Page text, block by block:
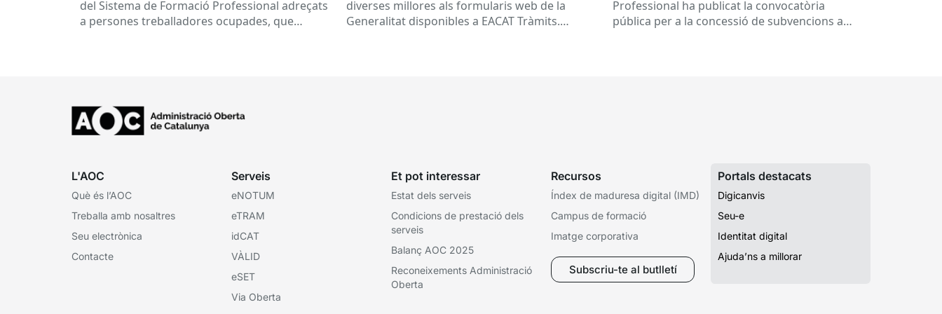
del Sistema de Formació Professional adreçats
a persones treballadores ocupades, que
diverses millores als formularis web de la
Generalitat disponibles a EACAT Tràmits.
programes de formació i inserció,
Professional ha publicat la convocatòria
pública per a la concessió de subvencions a
L'AOC
Què és l’AOC
Treballa amb nosaltres
Seu electrònica
Contacte
Serveis
eNOTUM
eTRAM
idCAT
VÀLID
eSET
Via Oberta
Et pot interessar
Estat dels serveis
Condicions de prestació dels
serveis
Balanç AOC 2025
Reconeixements Administració
Oberta
Recursos
Índex de maduresa digital (IMD)
Campus de formació
Imatge corporativa
Subscriu-te al butlletí
Portals destacats
Digicanvis
Seu-e
Identitat digital
Ajuda’ns a millorar